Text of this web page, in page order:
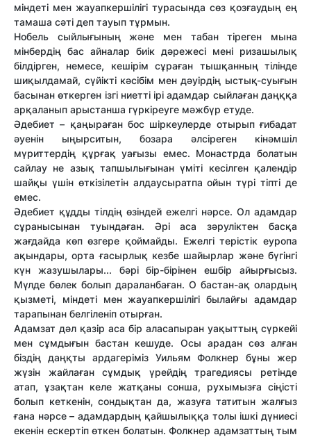
міндеті мен жауапкершілігі турасында сөз қозғаудың ең
тамаша сәті деп тауып тұрмын.
Нобель сыйлығының және мен табан тіреген мына
мінбердің бас айналар биік дәрежесі мені ризашылық
білдірген, немесе, кешірім сұраған тышқанның тілінде
шиқылдамай, сүйікті кәсібім мен дәуірдің ыстық-суығын
басынан өткерген ізгі ниетті ірі адамдар сыйлаған даңққа
арқаланып арыстанша гүркіреуге мәжбүр етуде.
Әдебиет – қаңыраған бос шіркеулерде отырып ғибадат
әуенін ыңырситын, бозара әлсіреген кінәмшіл
мүриттердің құрғақ уағызы емес. Монастрда болатын
сайлау не азық тапшылығынан үміті кесілген қалендір
шайқы үшін өткізілетін алдаусыратпа ойын түрі тіпті де
емес.
Әдебиет құдды тілдің өзіндей ежелгі нәрсе. Ол адамдар
сұранысынан туындаған. Әрі аса зәруліктен басқа
жағдайда көп өзгере қоймайды. Ежелгі терістік еуропа
ақындары, орта ғасырлық кезбе шайырлар және бүгінгі
күн жазушылары... бәрі бір-бірінен ешбір айырғысыз.
Мүлде бөлек болып дараланбаған. О бастан-ақ олардың
қызметі, міндеті мен жауапкершілігі былайғы адамдар
тарапынан белгіленіп отырған.
Адамзат дәл қазір аса бір аласапыран уақыттың сүркейі
мен сұмдығын бастан кешуде. Осы арадан сөз алған
біздің даңқты ардагеріміз Уильям Фолкнер бұны жер
жүзін жайлаған сұмдық үрейдің трагедиясы ретінде
атап, ұзақтан келе жатқаны сонша, рухымызға сіңісті
болып кеткенін, сондықтан да, жазуға татитын жалғыз
ғана нәрсе – адамдардың қайшылыққа толы ішкі дүниесі
екенін ескертіп өткен болатын. Фолкнер адамзаттың тым